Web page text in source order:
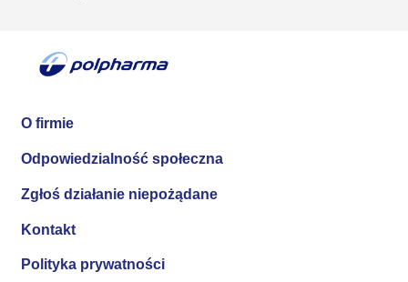
O firmie
Odpowiedzialność społeczna
Zgłoś działanie niepożądane
Kontakt
Polityka prywatności